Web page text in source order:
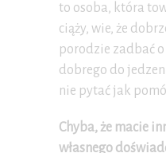
to osoba, która
ciąży, wie, że
porodzie zadbać o
dobrego do
nie pytać jak
Chyba, że macie
własnego